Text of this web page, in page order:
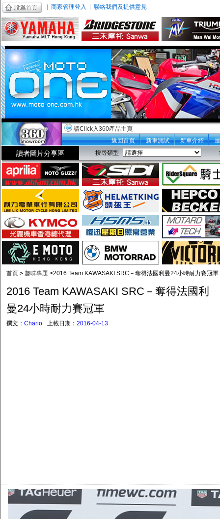
商家管理登入 聯絡我們及提供意見
請Click入360產品主頁
返回首頁
新車測試 新車介紹
讀者圖片分享區 搜尋類型
首頁 > 趣味專題 >2016 Team KAWASAKI SRC－奪得法國利曼24小時耐力賽冠軍
2016 Team KAWASAKI SRC－奪得法國利
曼24小時耐力賽冠軍
撰文： Chario 上載日期： 2016-04-13